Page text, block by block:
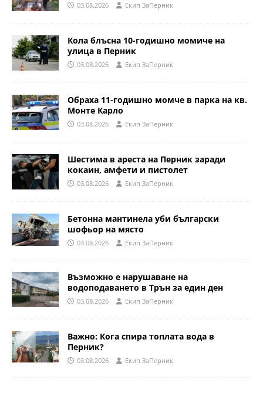
03.08.2026 Eкип ЗаПерник
Кола блъсна 10-годишно момиче на
улица в Перник
03.08.2026 Eкип ЗаПерник
Обраха 11-годишно момче в парка на кв.
Монте Карло
03.08.2026 Eкип ЗаПерник
Шестима в ареста на Перник заради
кокаин, амфети и пистолет
03.08.2026 Eкип ЗаПерник
Бетонна мантинела уби български
шофьор на място
03.08.2026 Eкип ЗаПерник
Възможно е нарушаване на
водоподаването в Трън за един ден
03.08.2026 Eкип ЗаПерник
Важно: Кога спира топлата вода в
Перник?
03.08.2026 Eкип ЗаПерник